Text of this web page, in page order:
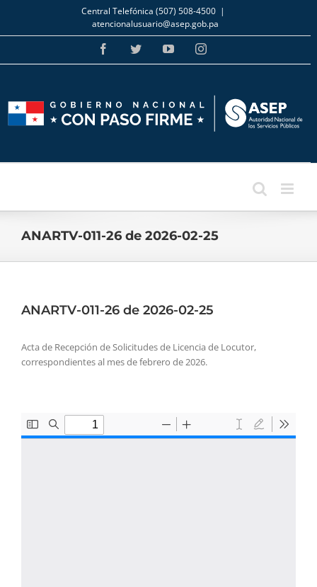
Skip
to
content
Central Telefónica (507) 508-4500 |
atencionalusuario@asep.gob.pa
FacebookTwitterYouTubeInstagram
ANARTV-011-26 de 2026-02-25
ANARTV-011-26 de 2026-02-25
Acta de Recepción de Solicitudes de Licencia de Locutor,
correspondientes al mes de febrero de 2026.